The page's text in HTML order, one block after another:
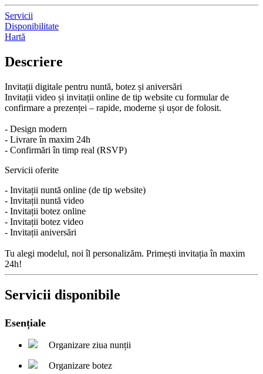
Servicii
Disponibilitate
Hartă
Descriere
Invitații digitale pentru nuntă, botez și aniversări
Invitații video și invitații online de tip website cu formular de
confirmare a prezenței – rapide, moderne și ușor de folosit.
- Design modern
- Livrare în maxim 24h
- Confirmări în timp real (RSVP)
Servicii oferite
- Invitații nuntă online (de tip website)
- Invitații nuntă video
- Invitații botez online
- Invitații botez video
- Invitații aniversări
Tu alegi modelul, noi îl personalizăm. Primești invitația în maxim
24h!
Servicii disponibile
Esențiale
Organizare ziua nunții
Organizare botez